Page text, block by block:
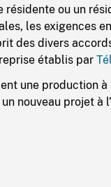
résidente ou un
les exigences
des divers
établis par
une production à
nouveau projet à